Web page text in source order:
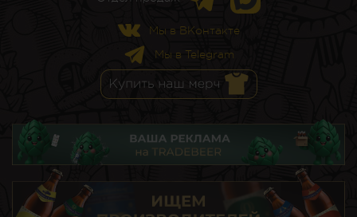
Мы в ВКонтакте
Мы в Telegram